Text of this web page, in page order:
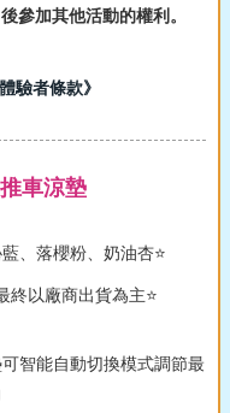
參加其他活動的權利。
體驗者條款》
車涼墊
、落櫻粉、奶油杏⭐
終以廠商出貨為主⭐
智能自動切換模式調節最